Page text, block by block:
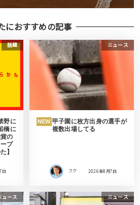
におすすめの記事
話題
野に
橋に
の
プ
】
日
ニュース
NEW 甲子園に枚方出身の選手が
複数出場してる
フク 2026年8月7日
ュース ニュース